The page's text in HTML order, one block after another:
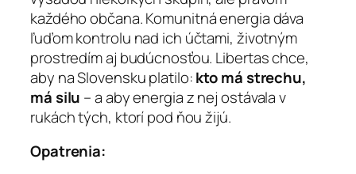
každého občana. Komunitná energia dáva
ľuďom kontrolu nad ich účtami, životným
prostredím aj budúcnosťou. Libertas chce,
aby na Slovensku platilo:kto má strechu,
má silu – a aby energia z nej ostávala v
rukách tých, ktorí pod ňou žijú.
Opatrenia: